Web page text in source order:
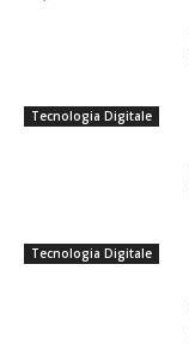
Tecnologia Digitale
Tecnologia Digitale